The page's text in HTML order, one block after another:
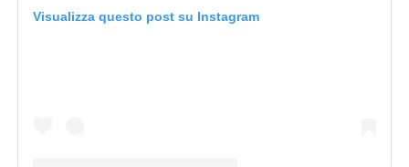
Visualizza questo post su Instagram